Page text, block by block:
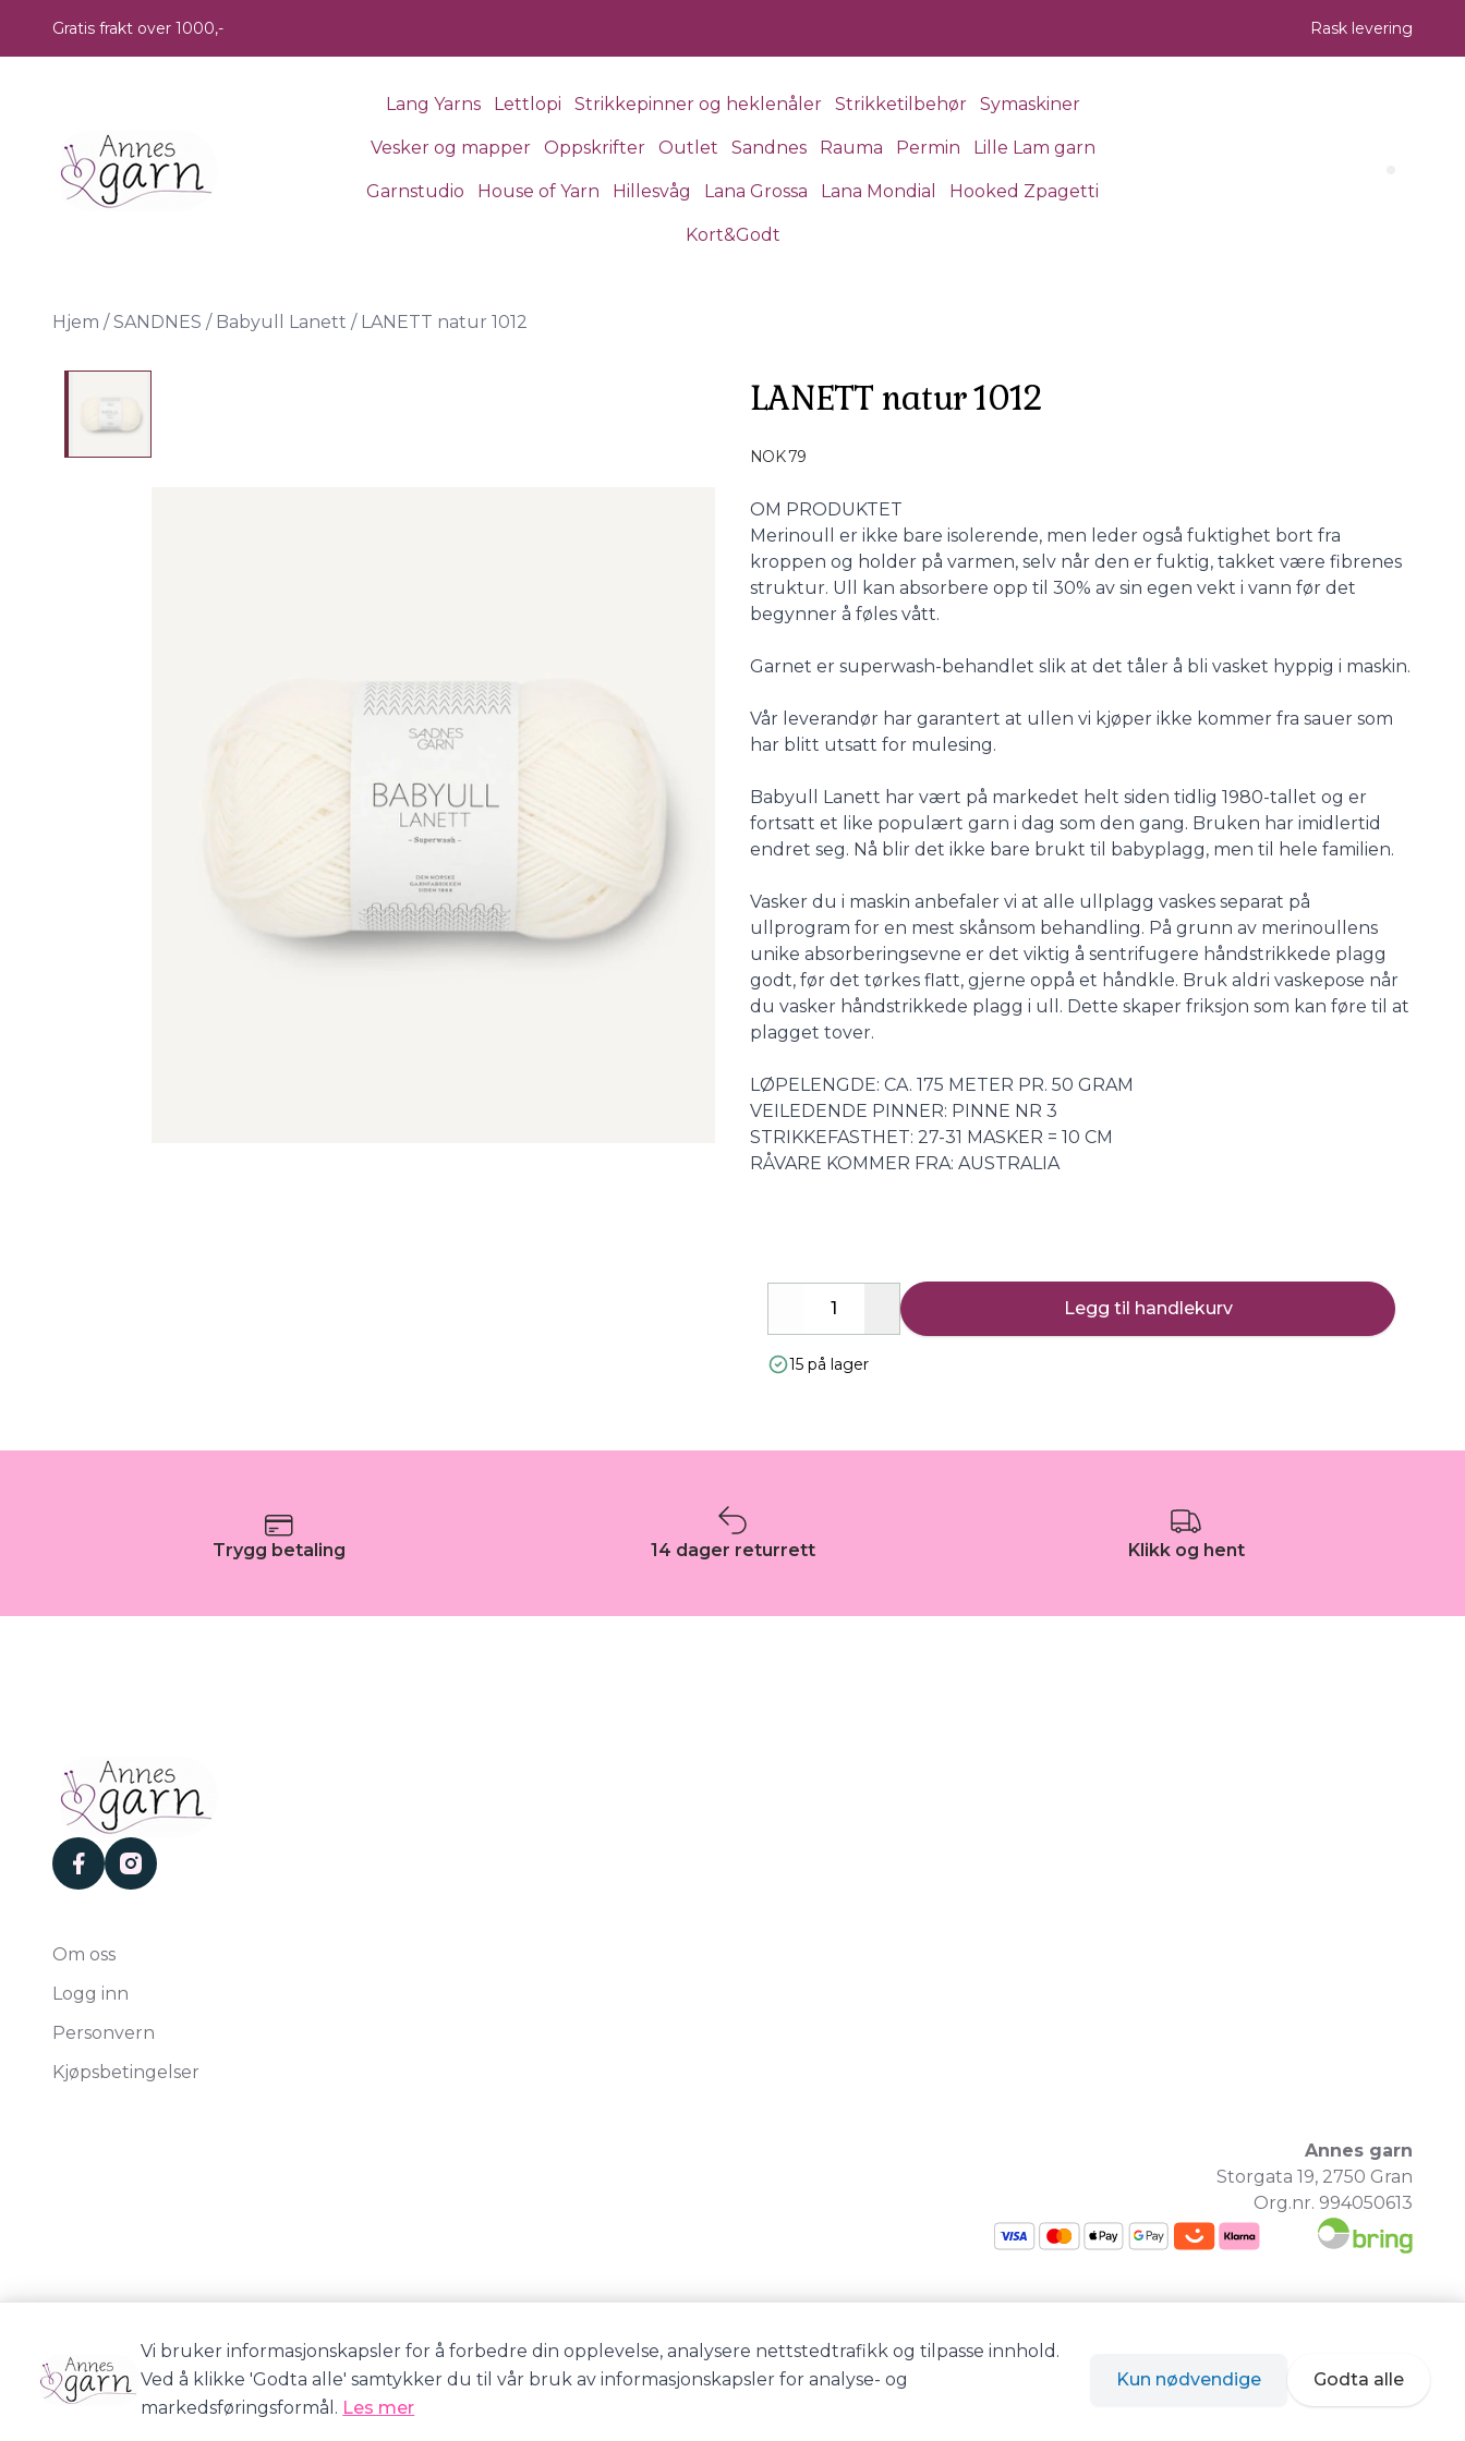
Gratis frakt over 1000,- Rask levering
Lang Yarns Lettlopi Strikkepinner og heklenåler Strikketilbehør Symaskiner
Vesker og mapper Oppskrifter Outlet Sandnes Rauma Permin Lille Lam garn
Garnstudio House of Yarn Hillesvåg Lana Grossa Lana Mondial Hooked Zpagetti
Kort&Godt
Hjem / SANDNES / Babyull Lanett / LANETT natur 1012
LANETT natur 1012
NOK 79
Description
OM PRODUKTET
Merinoull er ikke bare isolerende, men leder også fuktighet bort fra
kroppen og holder på varmen, selv når den er fuktig, takket være fibrenes
struktur. Ull kan absorbere opp til 30% av sin egen vekt i vann før det
begynner å føles vått.
Garnet er superwash-behandlet slik at det tåler å bli vasket hyppig i maskin.
Vår leverandør har garantert at ullen vi kjøper ikke kommer fra sauer som
har blitt utsatt for mulesing.
Babyull Lanett har vært på markedet helt siden tidlig 1980-tallet og er
fortsatt et like populært garn i dag som den gang. Bruken har imidlertid
endret seg. Nå blir det ikke bare brukt til babyplagg, men til hele familien.
Vasker du i maskin anbefaler vi at alle ullplagg vaskes separat på
ullprogram for en mest skånsom behandling. På grunn av merinoullens
unike absorberingsevne er det viktig å sentrifugere håndstrikkede plagg
godt, før det tørkes flatt, gjerne oppå et håndkle. Bruk aldri vaskepose når
du vasker håndstrikkede plagg i ull. Dette skaper friksjon som kan føre til at
plagget tover.
LØPELENGDE: CA. 175 METER PR. 50 GRAM
VEILEDENDE PINNER: PINNE NR 3
STRIKKEFASTHET: 27-31 MASKER = 10 CM
RÅVARE KOMMER FRA: AUSTRALIA
Decrease Increase
Legg til handlekurv
15 på lager
Trygg betaling 14 dager returrett Klikk og hent
facebookinstagram
Om oss
Logg inn
Personvern
Kjøpsbetingelser
Annes garn
Storgata 19, 2750 Gran
Org.nr. 994050613
Annes Garn © 2026 Siden driftes avShoplabs
Vi bruker informasjonskapsler for å forbedre din opplevelse, analysere nettstedtrafikk og tilpasse innhold.
Ved å klikke 'Godta alle' samtykker du til vår bruk av informasjonskapsler for analyse- og
markedsføringsformål. Les mer
Kun nødvendige Godta alle